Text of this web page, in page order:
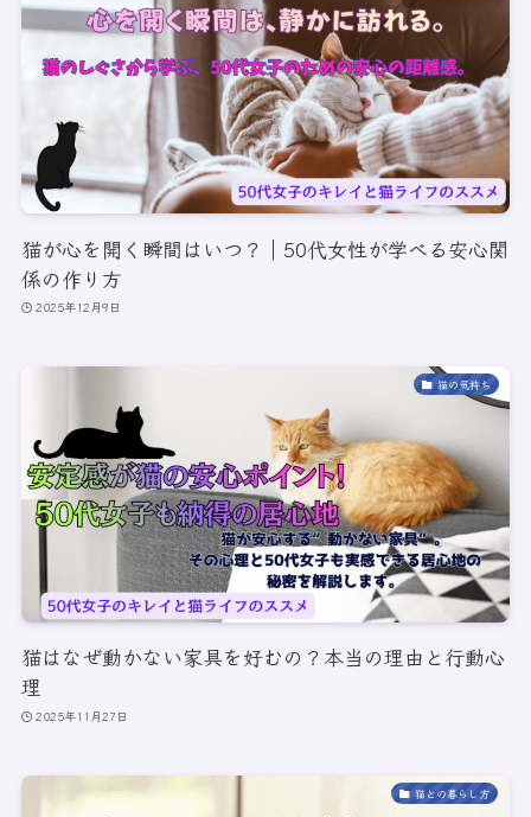
猫が心を開く瞬間はいつ？｜50代女性が学べる安心関
係の作り方
2025年12月9日
猫の気持ち
猫はなぜ動かない家具を好むの？本当の理由と行動心
理
2025年11月27日
猫との暮らし方